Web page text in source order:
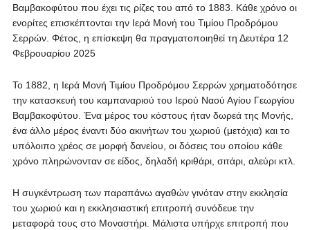
Βαμβακοφύτου που έχει τις ρίζες του από το 1883. Κάθε χρόνο οι
ενορίτες επισκέπτονται την Ιερά Μονή του Τιμίου Προδρόμου
Σερρών. Φέτος, η επίσκεψη θα πραγματοποιηθεί τη Δευτέρα 12
Φεβρουαρίου 2025
Το 1882, η Ιερά Μονή Τιμίου Προδρόμου Σερρών χρηματοδότησε
την κατασκευή του καμπαναριού του Ιερού Ναού Αγίου Γεωργίου
Βαμβακοφύτου. Ένα μέρος του κόστους ήταν δωρεά της Μονής,
ένα άλλο μέρος έναντι δύο ακινήτων του χωριού (μετόχια) και το
υπόλοιπο χρέος σε μορφή δανείου, οι δόσεις του οποίου κάθε
χρόνο πληρώνονταν σε είδος, δηλαδή κριθάρι, σιτάρι, αλεύρι κτλ.
Η συγκέντρωση των παραπάνω αγαθών γινόταν στην εκκλησία
του χωριού και η εκκλησιαστική επιτροπή συνόδευε την
μεταφορά τους στο Μοναστήρι. Μάλιστα υπήρχε επιτροπή που